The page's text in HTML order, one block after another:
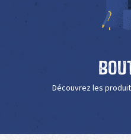
Découvrez les